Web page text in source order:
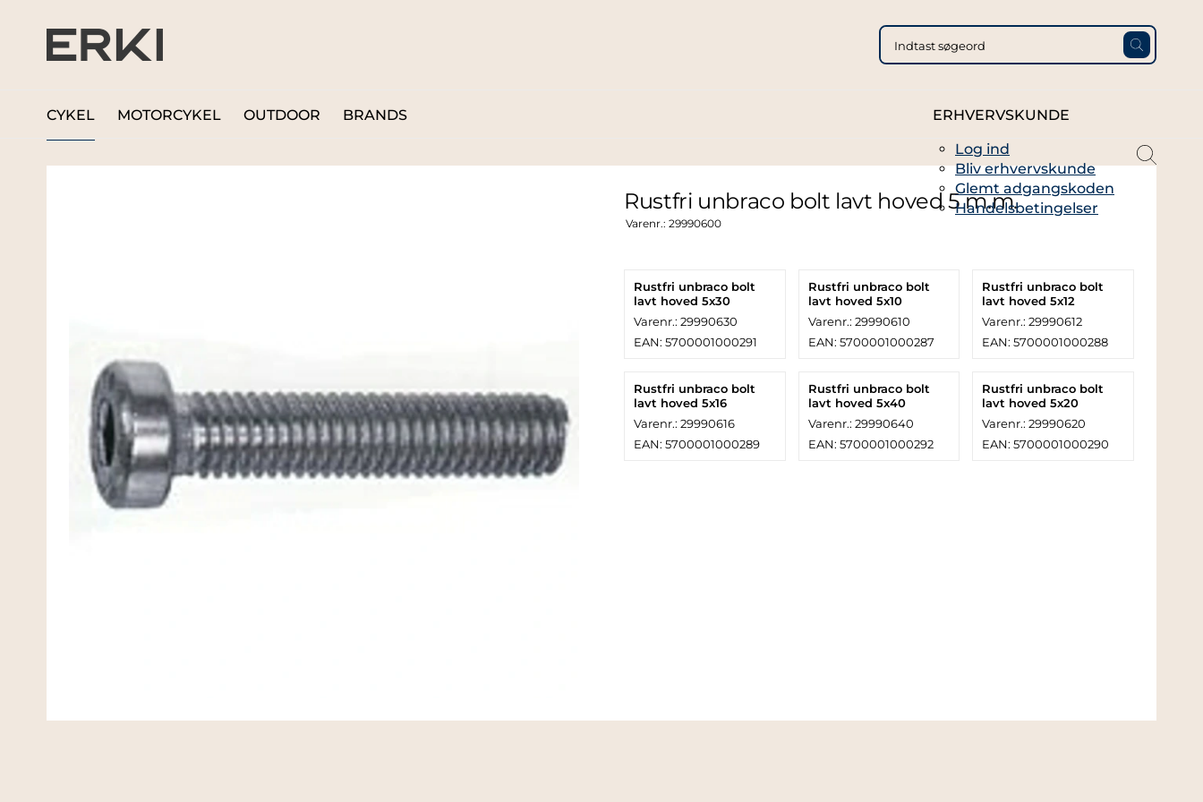
CYKEL MOTORCYKEL OUTDOOR BRANDS
ERHVERVSKUNDE
Log ind
Bliv erhvervskunde
Glemt adgangskoden
Handelsbetingelser
Rustfri unbraco bolt lavt hoved 5 m.m.
Varenr.: 29990600
Rustfri unbraco bolt
lavt hoved 5x30
Varenr.: 29990630
EAN: 5700001000291
Rustfri unbraco bolt
lavt hoved 5x10
Varenr.: 29990610
EAN: 5700001000287
Rustfri unbraco bolt
lavt hoved 5x12
Varenr.: 29990612
EAN: 5700001000288
Rustfri unbraco bolt
lavt hoved 5x16
Varenr.: 29990616
EAN: 5700001000289
Rustfri unbraco bolt
lavt hoved 5x40
Varenr.: 29990640
EAN: 5700001000292
Rustfri unbraco bolt
lavt hoved 5x20
Varenr.: 29990620
EAN: 5700001000290